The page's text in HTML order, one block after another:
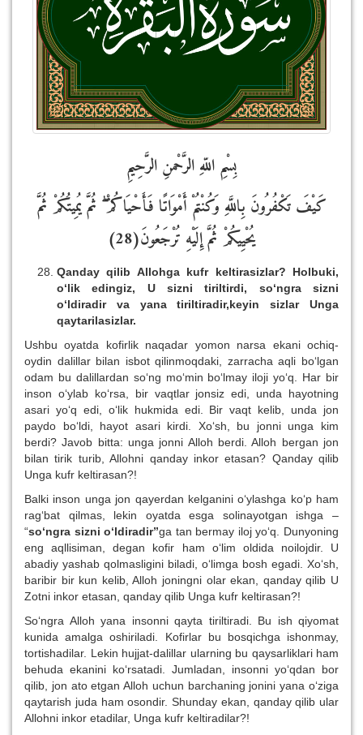
بِسْمِ اللّهِ الرَّحْمنِ الرَّحِيمِ
كَيْفَ تَكْفُرُونَ بِاللَّهِ وَكُنْتُمْ أَمْوَاتًا فَأَحْيَاكُمْ ثُمَّ يُمِيتُكُمْ ثُمَّ
يُحْيِيكُمْ ثُمَّ إِلَيْهِ تُرْجَعُونَ(28
)
Qanday qilib Allohga kufr keltirasizlar? Holbuki,
o‘lik edingiz, U sizni tiriltirdi, so‘ngra sizni
o‘ldiradir va yana tiriltiradir,keyin sizlar Unga
qaytarilasizlar.
Ushbu oyatda kofirlik naqadar yomon narsa ekani ochiq-
oydin dalillar bilan isbot qilinmoqdaki, zarracha aqli bo‘lgan
odam bu dalillardan so‘ng mo‘min bo‘lmay iloji yo‘q. Har bir
inson o‘ylab ko‘rsa, bir vaqtlar jonsiz edi, unda hayotning
asari yo‘q edi, o‘lik hukmida edi. Bir vaqt kelib, unda jon
paydo bo‘ldi, hayot asari kirdi. Xo‘sh, bu jonni unga kim
berdi? Javob bitta: unga jonni Alloh berdi. Alloh bergan jon
bilan tirik turib, Allohni qanday inkor etasan? Qanday qilib
Unga kufr keltirasan?!
Balki inson unga jon qayerdan kelganini o‘ylashga ko‘p ham
rag‘bat qilmas, lekin oyatda esga solinayotgan ishga –
“so‘ngra sizni o‘ldiradir”ga tan bermay iloj yo‘q. Dunyoning
eng aqllisiman, degan kofir ham o‘lim oldida noilojdir. U
abadiy yashab qolmasligini biladi, o‘limga bosh egadi. Xo‘sh,
baribir bir kun kelib, Alloh joningni olar ekan, qanday qilib U
Zotni inkor etasan, qanday qilib Unga kufr keltirasan?!
So‘ngra Alloh yana insonni qayta tiriltiradi. Bu ish qiyomat
kunida amalga oshiriladi. Kofirlar bu bosqichga ishonmay,
tortishadilar. Lekin hujjat-dalillar ularning bu qaysarliklari ham
behuda ekanini ko‘rsatadi. Jumladan, insonni yo‘qdan bor
qilib, jon ato etgan Alloh uchun barchaning jonini yana o‘ziga
qaytarish juda ham osondir. Shunday ekan, qanday qilib ular
Allohni inkor etadilar, Unga kufr keltiradilar?!